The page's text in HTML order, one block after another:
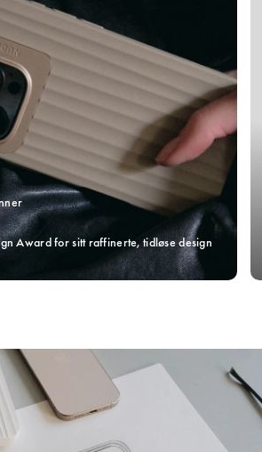
Award for sitt raffinerte, tidløse design